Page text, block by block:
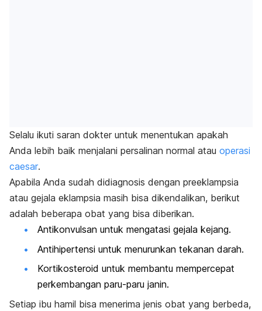
Selalu ikuti saran dokter untuk menentukan apakah
Anda lebih baik menjalani persalinan normal atau operasi
caesar.
Apabila Anda sudah didiagnosis dengan preeklampsia
atau gejala eklampsia masih bisa dikendalikan, berikut
adalah beberapa obat yang bisa diberikan.
Antikonvulsan untuk mengatasi gejala kejang.
Antihipertensi untuk menurunkan tekanan darah.
Kortikosteroid untuk membantu mempercepat
perkembangan paru-paru janin.
Setiap ibu hamil bisa menerima jenis obat yang berbeda,